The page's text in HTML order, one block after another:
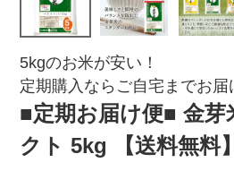
5kgのお米が安い！
定期購入ならご自宅までお届
■定期お届け便■ 金芽
クト 5kg 【送料無料】